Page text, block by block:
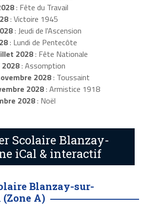
: Fête du Travail
: Victoire 1945
: Jeudi de l'Ascension
: Lundi de Pentecôte
2028: Fête Nationale
: Assomption
2028: Toussaint
2028: Armistice 1918
2028: Noël
Scolaire Blanzay-
iCal & interactif
Blanzay-sur-
A)